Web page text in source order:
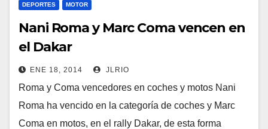
DEPORTES MOTOR
Nani Roma y Marc Coma vencen en
el Dakar
ENE 18, 2014 JLRIO
Roma y Coma vencedores en coches y motos Nani
Roma ha vencido en la categoría de coches y Marc
Coma en motos, en el rally Dakar, de esta forma